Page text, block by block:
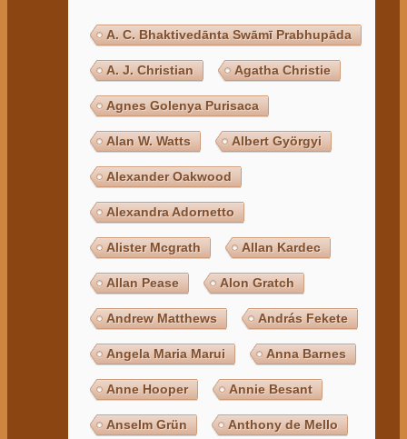
A. C. Bhaktivedānta Swāmī Prabhupāda
A. J. Christian Agatha Christie
Agnes Golenya Purisaca
Alan W. Watts Albert Györgyi
Alexander Oakwood
Alexandra Adornetto
Alister Mcgrath Allan Kardec
Allan Pease Alon Gratch
Andrew Matthews András Fekete
Angela Maria Marui Anna Barnes
Anne Hooper Annie Besant
Anselm Grün Anthony de Mello